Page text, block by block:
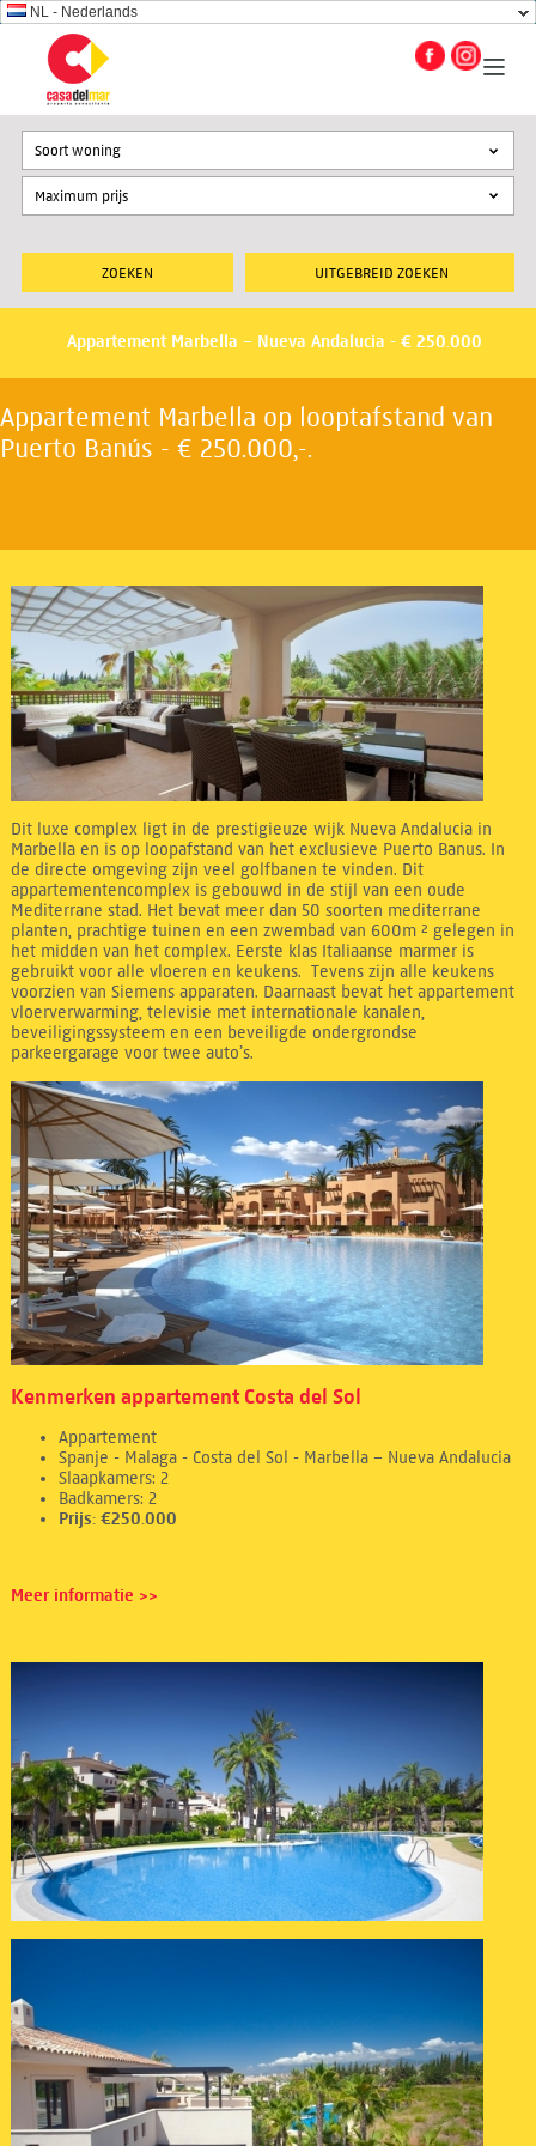
NL - Nederlands
UITGEBREID ZOEKEN
Soort woning
Appartement Marbella – Nueva Andalucia - € 250.000
Appartement Marbella op looptafstand van
Puerto Banús - € 250.000,-.
Dit luxe complex ligt in de prestigieuze wijk Nueva Andalucia in
Marbella en is op loopafstand van het exclusieve Puerto Banus. In
de directe omgeving zijn veel golfbanen te vinden. Dit
appartementencomplex is gebouwd in de stijl van een oude
Mediterrane stad. Het bevat meer dan 50 soorten mediterrane
planten, prachtige tuinen en een zwembad van 600m ² gelegen in
het midden van het complex. Eerste klas Italiaanse marmer is
gebruikt voor alle vloeren en keukens. Tevens zijn alle keukens
voorzien van Siemens apparaten. Daarnaast bevat het appartement
vloerverwarming, televisie met internationale kanalen,
beveiligingssysteem en een beveiligde ondergrondse
parkeergarage voor twee auto’s.
Kenmerken appartement Costa del Sol
Appartement
Spanje - Malaga - Costa del Sol - Marbella – Nueva Andalucia
Slaapkamers: 2
Badkamers: 2
Prijs: €250.000
Meer informatie >>